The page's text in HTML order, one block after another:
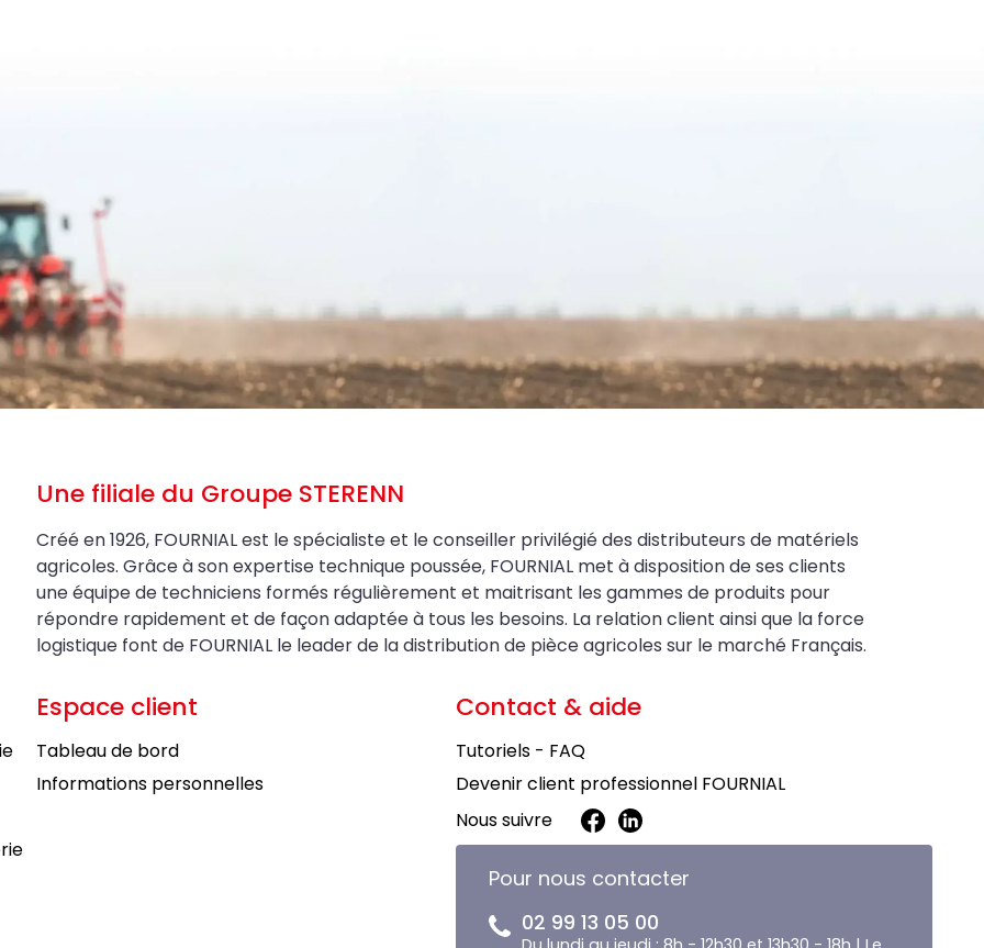
Une filiale du Groupe STERENN
Créé en 1926, FOURNIAL est le spécialiste et le conseiller privilégié des distributeurs de matériels
agricoles. Grâce à son expertise technique poussée, FOURNIAL met à disposition de ses clients
une équipe de techniciens formés régulièrement et maitrisant les gammes de produits pour
répondre rapidement et de façon adaptée à tous les besoins. La relation client ainsi que la force
logistique font de FOURNIAL le leader de la distribution de pièce agricoles sur le marché Français.
Espace client
Tableau de bord
Informations personnelles
Contact & aide
Tutoriels - FAQ
Devenir client professionnel FOURNIAL
Nous suivre
Pour nous contacter
02 99 13 05 00